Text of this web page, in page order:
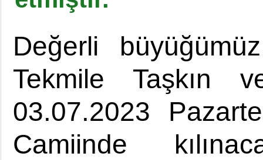
Değerli
Tekmile Taşkın
03.07.2023
Camiinde